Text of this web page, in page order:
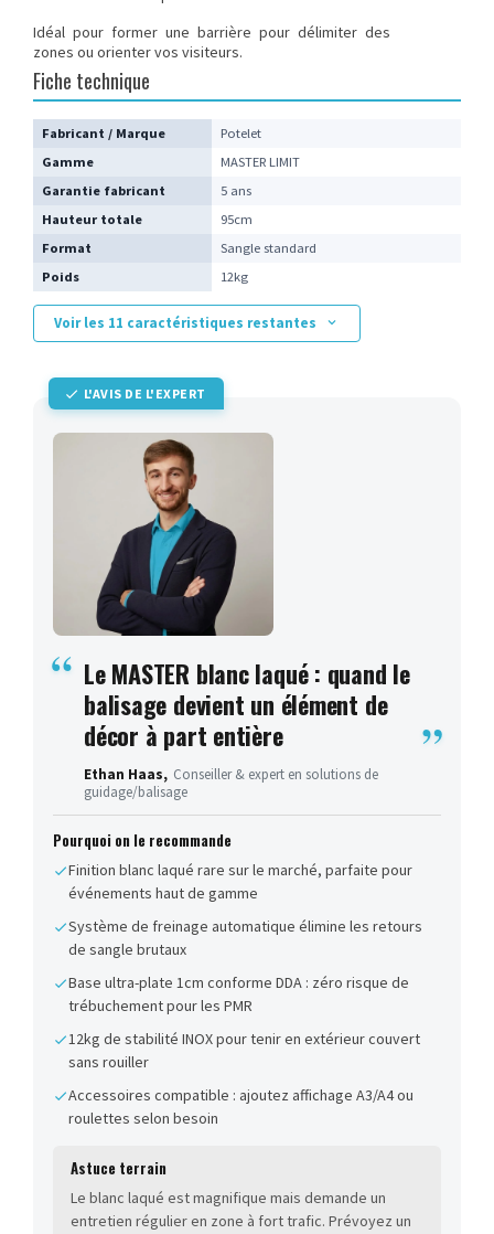
Idéal pour former une barrière pour délimiter des
zones ou orienter vos visiteurs.
Fiche technique
Fabricant / Marque
Potelet
Gamme
MASTER LIMIT
Garantie fabricant
5 ans
Hauteur totale
95cm
Format
Sangle standard
Poids
12kg
Voir les 11 caractéristiques restantes
L'AVIS DE L'EXPERT
Le MASTER blanc laqué : quand le
balisage devient un élément de
décor à part entière
Ethan Haas, Conseiller & expert en solutions de
guidage/balisage
Pourquoi on le recommande
Finition blanc laqué rare sur le marché, parfaite pour
événements haut de gamme
Système de freinage automatique élimine les retours
de sangle brutaux
Base ultra-plate 1cm conforme DDA : zéro risque de
trébuchement pour les PMR
12kg de stabilité INOX pour tenir en extérieur couvert
sans rouiller
Accessoires compatible : ajoutez affichage A3/A4 ou
roulettes selon besoin
Astuce terrain
Le blanc laqué est magnifique mais demande un
entretien régulier en zone à fort trafic. Prévoyez un